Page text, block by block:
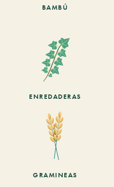
BAMBÚ
ENREDADERAS
GRAMINEAS